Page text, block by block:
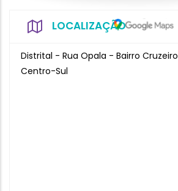
LOCALIZAÇÃO
Distrital - Rua Opala - Bairro Cruzeiro
Centro-Sul